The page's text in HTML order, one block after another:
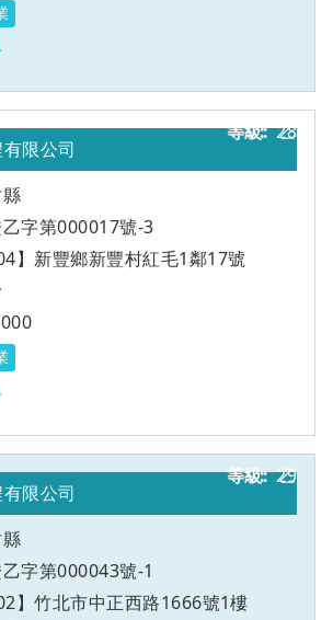
28
限公司
字第000017號-3
】新豐鄉新豐村紅毛1鄰17號
乙
29
限公司
字第000043號-1
】竹北市中正西路1666號1樓
乙